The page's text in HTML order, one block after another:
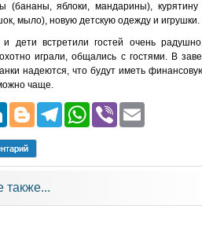
(бананы, яблоки, мандарины),
мыло), новую детскую одежду и игрушки.
и дети встретили гостей очень
охотно играли, общались с гостями. В
надеются, что будут иметь
чаще.
LinkedIn
Blogger
Telegram
WhatsApp
Viber
также...